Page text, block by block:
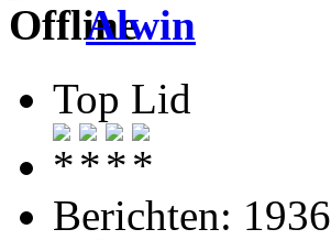
Alwin
Top Lid
Berichten: 1936